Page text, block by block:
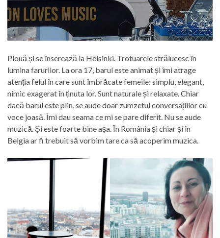
Plouă și se înserează la Helsinki. Trotuarele strălucesc în
lumina farurilor. La ora 17, barul este animat și îmi atrage
atenția felul în care sunt îmbrăcate femeile: simplu, elegant,
nimic exagerat în ținuta lor. Sunt naturale și relaxate. Chiar
dacă barul este plin, se aude doar zumzetul conversațiilor cu
voce joasă. Îmi dau seama ce mi se pare diferit. Nu se aude
muzică. Și este foarte bine așa. În România și chiar și în
Belgia ar fi trebuit să vorbim tare ca să acoperim muzica.